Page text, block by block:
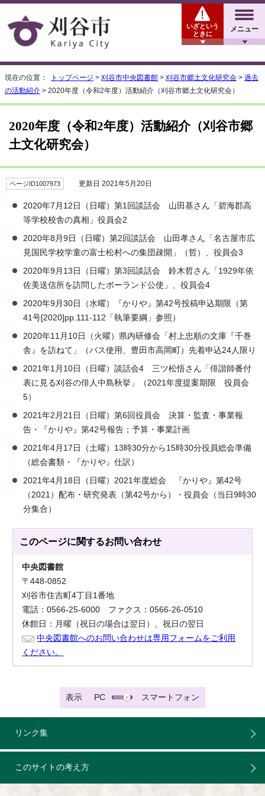
メニュー
いざという
ときに
現在の位置： トップページ > 刈谷市中央図書館 > 刈谷市郷土文化研究会 > 過去
の活動紹介 > 2020年度（令和2年度）活動紹介（刈谷市郷土文化研究会）
2020年度（令和2年度）活動紹介（刈谷市郷
土文化研究会）
ページID1007973 更新日 2021年5月20日
2020年7月12日（日曜）第1回談話会 山田基さん「碧海郡高
等学校校舎の真相」役員会2
2020年8月9日（日曜）第2回談話会 山田孝さん「名古屋市広
見国民学校学童の富士松村への集団疎開」（哲）、役員会3
2020年9月13日（日曜）第3回談話会 鈴木哲さん「1929年依
佐美送信所を訪問したポーランド公使」、役員会4
2020年9月30日（水曜）『かりや』第42号投稿申込期限（第
41号[2020]pp.111-112「執筆要綱」参照）
2020年11月10日（火曜）県内研修会「村上忠順の文庫『千巻
舎』を訪ねて」（バス使用、豊田市高岡町）先着申込24人限り
2021年1月10日（日曜）談話会4 三ツ松悟さん「俳諧師番付
表に見る刈谷の俳人中島秋挙」（2021年度提案期限 役員会
5）
2021年2月21日（日曜）第6回役員会 決算・監査・事業報
告・『かりや』第42号報告；予算・事業計画
2021年4月17日（土曜）13時30分から15時30分役員総会準備
（総会書類・『かりや』仕訳）
2021年4月18日（日曜）2021年度総会 『かりや』第42号
（2021）配布・研究発表（第42号から）・役員会（当日9時30
分集合）
このページに関するお問い合わせ
中央図書館
〒448-0852
刈谷市住吉町4丁目1番地
電話：0566-25-6000 ファクス：0566-26-0510
休館日：月曜（祝日の場合は翌日）、祝日の翌日
中央図書館へのお問い合わせは専用フォームをご利用
ください。
表示 PC スマートフォン
リンク集
このサイトの考え方